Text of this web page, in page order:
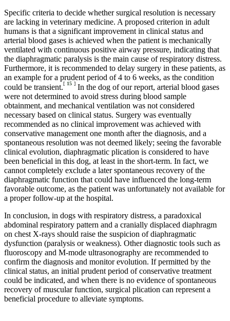
Specific criteria to decide whether surgical resolution is necessary
are lacking in veterinary medicine. A proposed criterion in adult
humans is that a significant improvement in clinical status and
arterial blood gases is achieved when the patient is mechanically
ventilated with continuous positive airway pressure, indicating that
the diaphragmatic paralysis is the main cause of respiratory distress.
Furthermore, it is recommended to delay surgery in these patients, as
an example for a prudent period of 4 to 6 weeks, as the condition
could be transient.[ 15 ] In the dog of our report, arterial blood gases
were not determined to avoid stress during blood sample
obtainment, and mechanical ventilation was not considered
necessary based on clinical status. Surgery was eventually
recommended as no clinical improvement was achieved with
conservative management one month after the diagnosis, and a
spontaneous resolution was not deemed likely; seeing the favorable
clinical evolution, diaphragmatic plication is considered to have
been beneficial in this dog, at least in the short-term. In fact, we
cannot completely exclude a later spontaneous recovery of the
diaphragmatic function that could have influenced the long-term
favorable outcome, as the patient was unfortunately not available for
a proper follow-up at the hospital.
In conclusion, in dogs with respiratory distress, a paradoxical
abdominal respiratory pattern and a cranially displaced diaphragm
on chest X-rays should raise the suspicion of diaphragmatic
dysfunction (paralysis or weakness). Other diagnostic tools such as
fluoroscopy and M-mode ultrasonography are recommended to
confirm the diagnosis and monitor evolution. If permitted by the
clinical status, an initial prudent period of conservative treatment
could be indicated, and when there is no evidence of spontaneous
recovery of muscular function, surgical plication can represent a
beneficial procedure to alleviate symptoms.